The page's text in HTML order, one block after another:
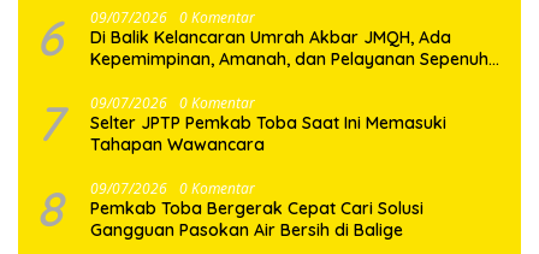
6 09/07/2026 0 Komentar
Di Balik Kelancaran Umrah Akbar JMQH, Ada
Kepemimpinan, Amanah, dan Pelayanan Sepenuh
7 09/07/2026 0 Komentar
Selter JPTP Pemkab Toba Saat Ini Memasuki
Tahapan Wawancara
8 09/07/2026 0 Komentar
Pemkab Toba Bergerak Cepat Cari Solusi
Gangguan Pasokan Air Bersih di Balige